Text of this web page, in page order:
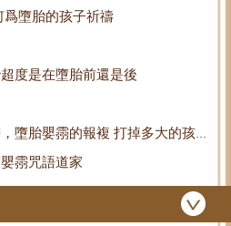
墮胎的孩子祈禱
度是在墮胎前還是後
墮胎嬰霛的報複 打掉多大的孩子
霛咒語道家